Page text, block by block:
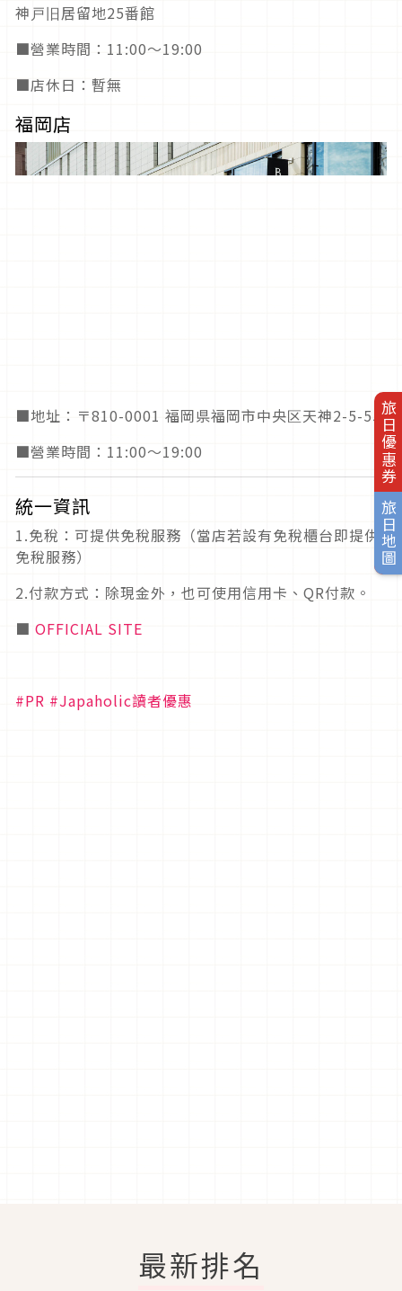
旅日優惠券
旅日地圖
神戸旧居留地25番館
■營業時間：11:00～19:00
■店休日：暫無
福岡店
■地址：〒810-0001 福岡県福岡市中央区天神2-5-55
■營業時間：11:00～19:00
統一資訊
1.免稅：可提供免稅服務（當店若設有免稅櫃台即提供
免稅服務）
2.付款方式：除現金外，也可使用信用卡、QR付款。
■ OFFICIAL SITE
#PR #Japaholic讀者優惠
最新排名